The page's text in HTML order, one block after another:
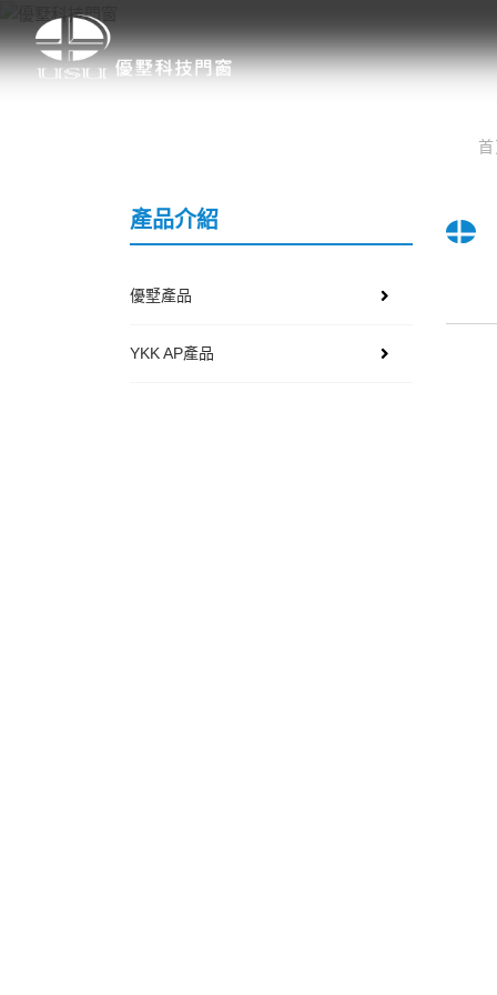
產品介紹
優墅產品
YKK AP產品